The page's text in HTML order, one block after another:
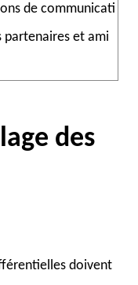
de communicati
partenaires et ami
des
doivent